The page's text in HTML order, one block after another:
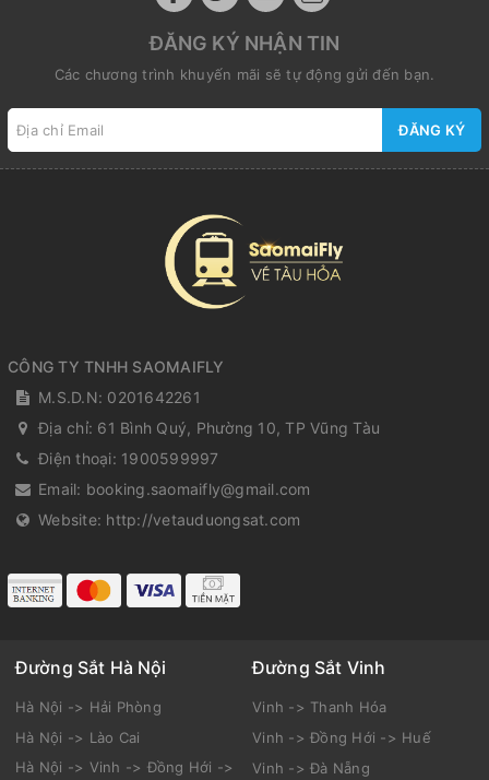
ĐĂNG KÝ NHẬN TIN
Các chương trình khuyến mãi sẽ tự động gửi đến bạn.
ĐĂNG KÝ
CÔNG TY TNHH SAOMAIFLY
M.S.D.N: 0201642261
Địa chỉ: 61 Bình Quý, Phường 10, TP Vũng Tàu
Điện thoại: 1900599997
Email: booking.saomaifly@gmail.com
Website: http://vetauduongsat.com
Đường Sắt Hà Nội
Hà Nội -> Hải Phòng
Hà Nội -> Lào Cai
Hà Nội -> Vinh -> Đồng Hới ->
Đường Sắt Vinh
Vinh -> Thanh Hóa
Vinh -> Đồng Hới -> Huế
Vinh -> Đà Nẵng